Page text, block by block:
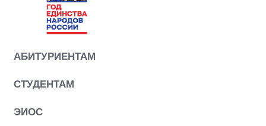
АБИТУРИЕНТАМ
СТУДЕНТАМ
ЭИОС